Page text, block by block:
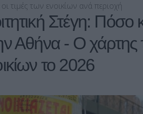
τιμές των ενοικίων ανά περιοχή
Στέγη: Πόσο
Αθήνα - Ο χάρτης
το 2026